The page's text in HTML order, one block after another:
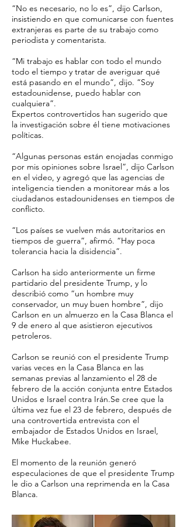
“No es necesario, no lo es”, dijo Carlson,
insistiendo en que comunicarse con fuentes
extranjeras es parte de su trabajo como
periodista y comentarista.
“Mi trabajo es hablar con todo el mundo
todo el tiempo y tratar de averiguar qué
está pasando en el mundo”, dijo. “Soy
estadounidense, puedo hablar con
cualquiera”.
Expertos controvertidos han sugerido que
la investigación sobre él tiene motivaciones
políticas.
“Algunas personas están enojadas conmigo
por mis opiniones sobre Israel”, dijo Carlson
en el video, y agregó que las agencias de
inteligencia tienden a monitorear más a los
ciudadanos estadounidenses en tiempos de
conflicto.
“Los países se vuelven más autoritarios en
tiempos de guerra”, afirmó. “Hay poca
tolerancia hacia la disidencia”.
Carlson ha sido anteriormente un firme
partidario del presidente Trump, y lo
describió como “un hombre muy
conservador, un muy buen hombre”, dijo
Carlson en un almuerzo en la Casa Blanca el
9 de enero al que asistieron ejecutivos
petroleros.
Carlson se reunió con el presidente Trump
varias veces en la Casa Blanca en las
semanas previas al lanzamiento el 28 de
febrero de la acción conjunta entre Estados
Unidos e Israel contra Irán.Se cree que la
última vez fue el 23 de febrero, después de
una controvertida entrevista con el
embajador de Estados Unidos en Israel,
Mike Huckabee.
El momento de la reunión generó
especulaciones de que el presidente Trump
le dio a Carlson una reprimenda en la Casa
Blanca.